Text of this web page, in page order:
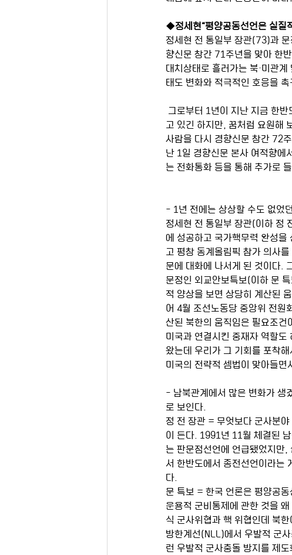
◆정세현“평양공동선언은 실질
정세현 전 통일부 장관(73)과
향신문 창간 71주년을 맞아 한
대치상태로 흘러가는 북·미관
태도 변화와 적극적인 호응을 촉
고 있긴 하지만, 꿈처럼 요원해
사람을 다시 경향신문 창간 72
난 1일 경향신문 본사 여적향에
는 전화통화 등을 통해 추가로
- 1년 전에는 상상할 수도 없었
정세현 전 통일부 장관(이하
에 성공하고 국가핵무력 완성
고 평창 동계올림픽 참가 의사
문에 대화에 나서게 된 것이다.
문정인 외교안보특보(이하 문
적 양상을 보면 상당히 계산된
어 4월 조선노동당 중앙위 전원
산된 북한의 움직임은 필요조
미국과 연결시킨 중재자 역할
왔는데 우리가 그 기회를 포착
미국의 전략적 셈법이 맞아들면
- 남북관계에서 많은 변화가 생
로 보인다.
정 전 장관 = 무엇보다 군사분
이 든다. 1991년 11월 체결된
는 판문점선언에 언급됐었지만
서 한반도에서 종전선언이라는
다.
문 특보 = 한국 언론은 평양공
운용적 군비통제에 관한 것을
식 군사위협과 핵 위협인데 북
방한계선(NLL)에서 우발적 군
런 우발적 군사충돌 방지를 제